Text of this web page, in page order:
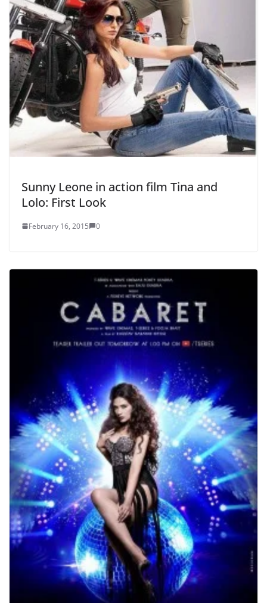
Sunny Leone in action film Tina and
Lolo: First Look
February 16, 2015 0